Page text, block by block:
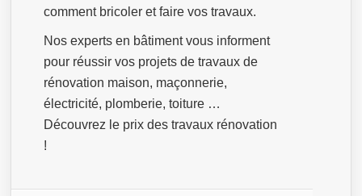
comment bricoler et faire vos travaux.
Nos experts en bâtiment vous informent
pour réussir vos projets de travaux de
rénovation maison, maçonnerie,
électricité, plomberie, toiture …
Découvrez le prix des travaux rénovation
!